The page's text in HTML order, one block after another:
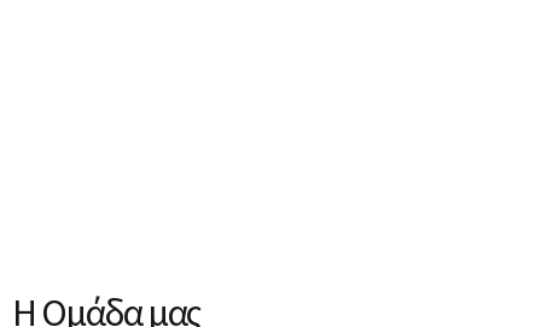
Η Ομάδα μας